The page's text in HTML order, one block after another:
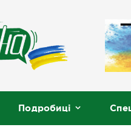
Подробиці